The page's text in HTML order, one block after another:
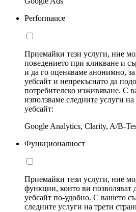
Performance
Приемайки тези услуги, ние
поведението при кликване и
и да го оценяваме анонимно,
уебсайт и непрекъснато да
потребителско изживяване. С
използваме следните услуги
уебсайт:
Google Analytics, Clarity, A/B-
Функционалност
Приемайки тези услуги, ние
функции, които ви позволяват
уебсайт по-удобно. С вашето
следните услуги на трети